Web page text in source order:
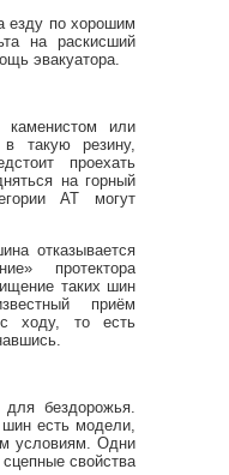
езду по хорошим
на раскисший
эвакуатора.
или
такую резину,
проехать
на горный
АТ могут
отказывается
протектора
таких шин
приём
ходу, то есть
для бездорожья.
шин есть модели,
условиям. Одни
свойства